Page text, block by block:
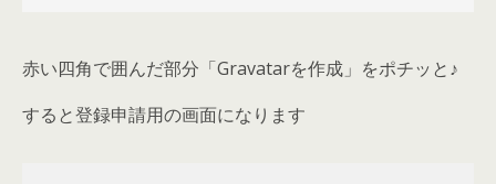
赤い四角で囲んだ部分「Gravatarを作成」をポチッと♪
すると登録申請用の画面になります